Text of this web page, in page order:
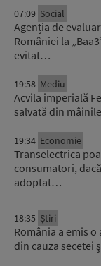
07:09 Social
Agenția de
României la
evitat…
19:58 Mediu
Acvila imperială
salvată din
19:34 Economie
Transelectrica
consumatori,
adoptat…
18:35 Știri
România a emis
din cauza secetei